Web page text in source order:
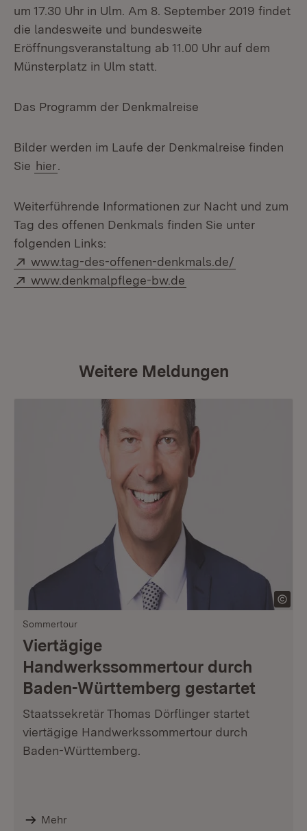
um 17.30 Uhr in Ulm. Am 8. September 2019 findet
die landesweite und bundesweite
Eröffnungsveranstaltung ab 11.00 Uhr auf dem
Münsterplatz in Ulm statt.
Das Programm der Denkmalreise
Bilder werden im Laufe der Denkmalreise finden
Sie hier
Weiterführende Informationen zur Nacht und zum
Tag des offenen Denkmals finden Sie unter
folgenden Links:
Extern:
www.tag-des-offenen-denkmals.de/
Extern:
www.denkmalpflege-bw.de
Weitere Meldungen
Sommertour
Viertägige
Handwerkssommertour durch
Baden-Württemberg gestartet
Staatssekretär Thomas Dörflinger startet
viertägige Handwerkssommertour durch
Baden-Württemberg.
Mehr